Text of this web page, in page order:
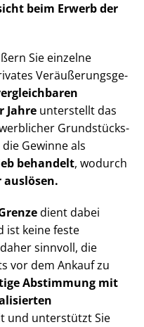
beim Erwerb der
Sie einzelne
Ver­äu­ße­rungs­ge­
Jahre unterstellt das
Grund­stücks­
Gewinne als
behandelt, wodurch
auslösen.
dient dabei
ist keine feste
sinnvoll, die
vor dem Ankauf zu
Abstimmung mit
und unterstützt Sie